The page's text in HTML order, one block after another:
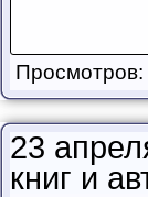
Просмотров:
23
книг и